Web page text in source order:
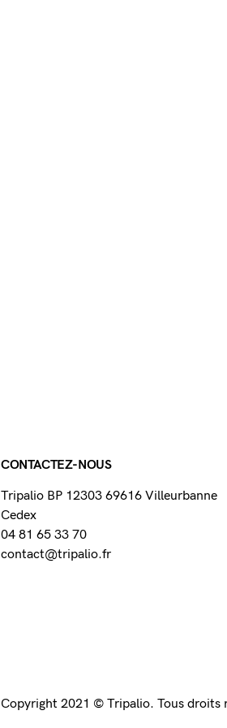
CONTACTEZ-NOUS
Tripalio BP 12303 69616 Villeurbanne
Cedex
04 81 65 33 70
contact@tripalio.fr
Copyright 2021 © Tripalio. Tous droits